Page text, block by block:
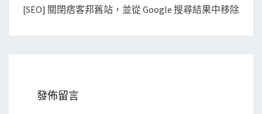
[SEO] 關閉痞客邦舊站，並從 Google 搜尋結果中移除
發佈留言